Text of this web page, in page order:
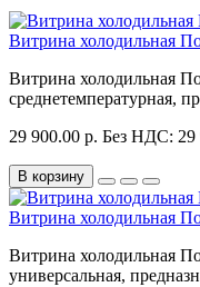
Витрина холодильная
Витрина холодильная
среднетемпературная,
29 900.00 р. Без НДС: 29
В корзину
Витрина холодильная
Витрина холодильная
универсальная,